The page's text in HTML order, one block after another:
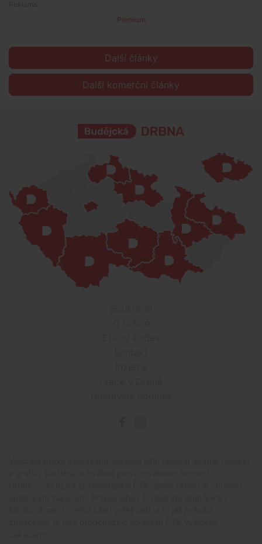
Premium
Další články
Další komerční články